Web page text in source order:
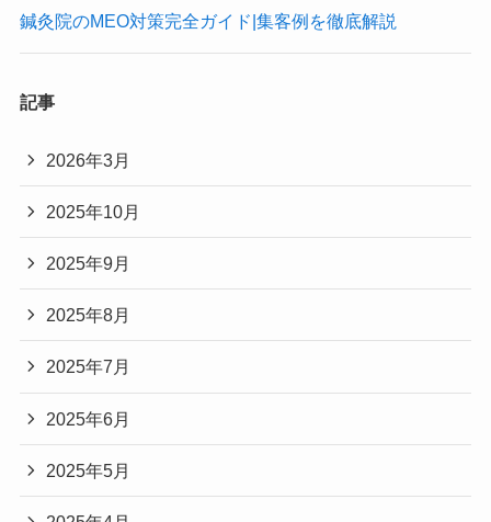
鍼灸院のMEO対策完全ガイド|集客例を徹底解説
記事
2026年3月
2025年10月
2025年9月
2025年8月
2025年7月
2025年6月
2025年5月